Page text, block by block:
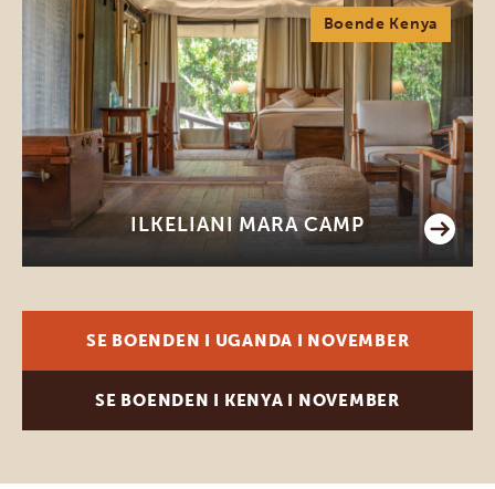
Boende Kenya
ILKELIANI MARA CAMP
SE BOENDEN I UGANDA I NOVEMBER
SE BOENDEN I KENYA I NOVEMBER